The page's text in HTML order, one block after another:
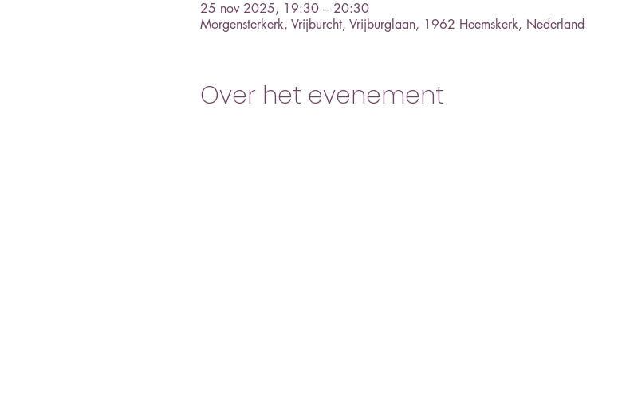
25 nov 2025, 19:30 – 20:30
Morgensterkerk, Vrijburcht, Vrijburglaan, 1962 Heemskerk, Nederland
Over het evenement